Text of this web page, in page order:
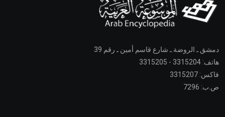
دمشق ـ الروضة ـ شارع قاسم أمين ـ رقم 39
هاتف: 3315204 - 3315205
فاكس: 3315207
ص.ب: 7296